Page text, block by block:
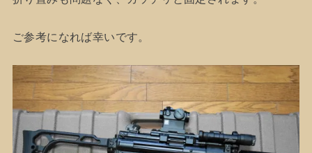
ご参考になれば幸いです。